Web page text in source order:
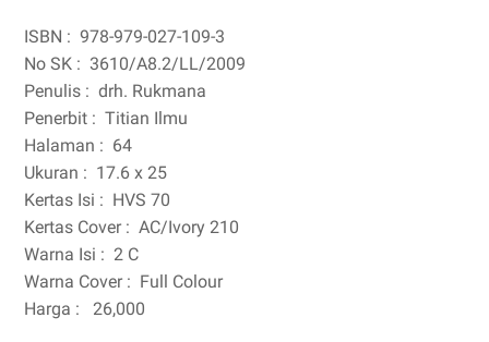
ISBN : 978-979-027-109-3
No SK : 3610/A8.2/LL/2009
Penulis : drh. Rukmana
Penerbit : Titian Ilmu
Halaman : 64
Ukuran : 17.6 x 25
Kertas Isi : HVS 70
Kertas Cover : AC/Ivory 210
Warna Isi : 2 C
Warna Cover : Full Colour
Harga :
26,000